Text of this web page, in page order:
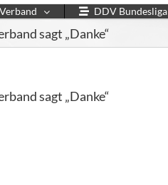
Verband DDV Bundesliga
sagt „Danke“
sagt „Danke“